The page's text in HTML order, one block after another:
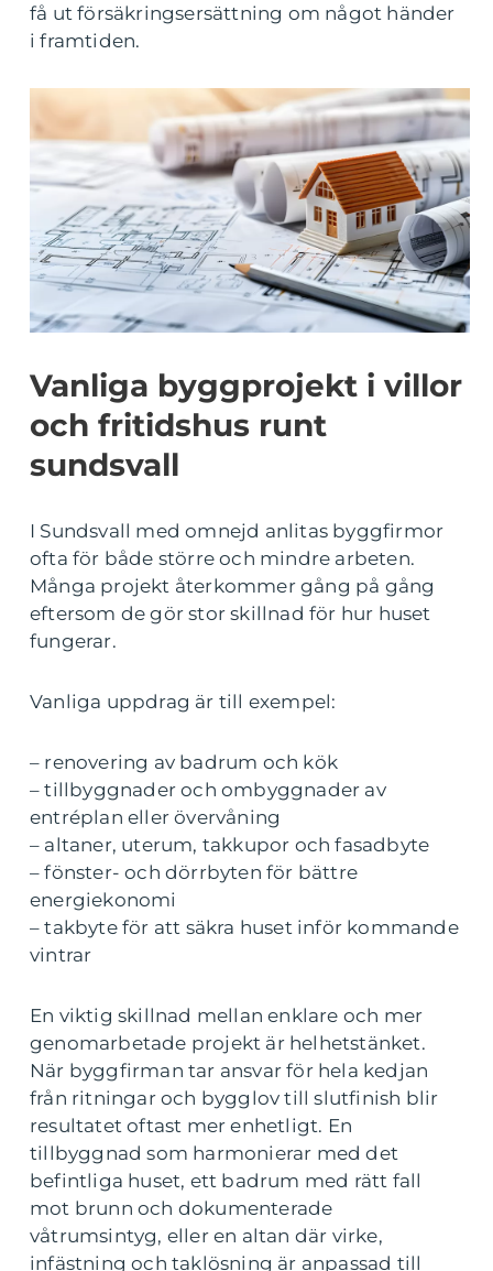
få ut försäkringsersättning om något händer
i framtiden.
Vanliga byggprojekt i villor
och fritidshus runt
sundsvall
I Sundsvall med omnejd anlitas byggfirmor
ofta för både större och mindre arbeten.
Många projekt återkommer gång på gång
eftersom de gör stor skillnad för hur huset
fungerar.
Vanliga uppdrag är till exempel:
– renovering av badrum och kök
– tillbyggnader och ombyggnader av
entréplan eller övervåning
– altaner, uterum, takkupor och fasadbyte
– fönster- och dörrbyten för bättre
energiekonomi
– takbyte för att säkra huset inför kommande
vintrar
En viktig skillnad mellan enklare och mer
genomarbetade projekt är helhetstänket.
När byggfirman tar ansvar för hela kedjan
från ritningar och bygglov till slutfinish blir
resultatet oftast mer enhetligt. En
tillbyggnad som harmonierar med det
befintliga huset, ett badrum med rätt fall
mot brunn och dokumenterade
våtrumsintyg, eller en altan där virke,
infästning och taklösning är anpassad till